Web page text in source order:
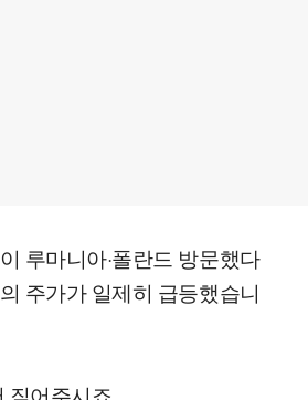
루마니아·폴란드 방문했다
주가가 일제히 급등했습니